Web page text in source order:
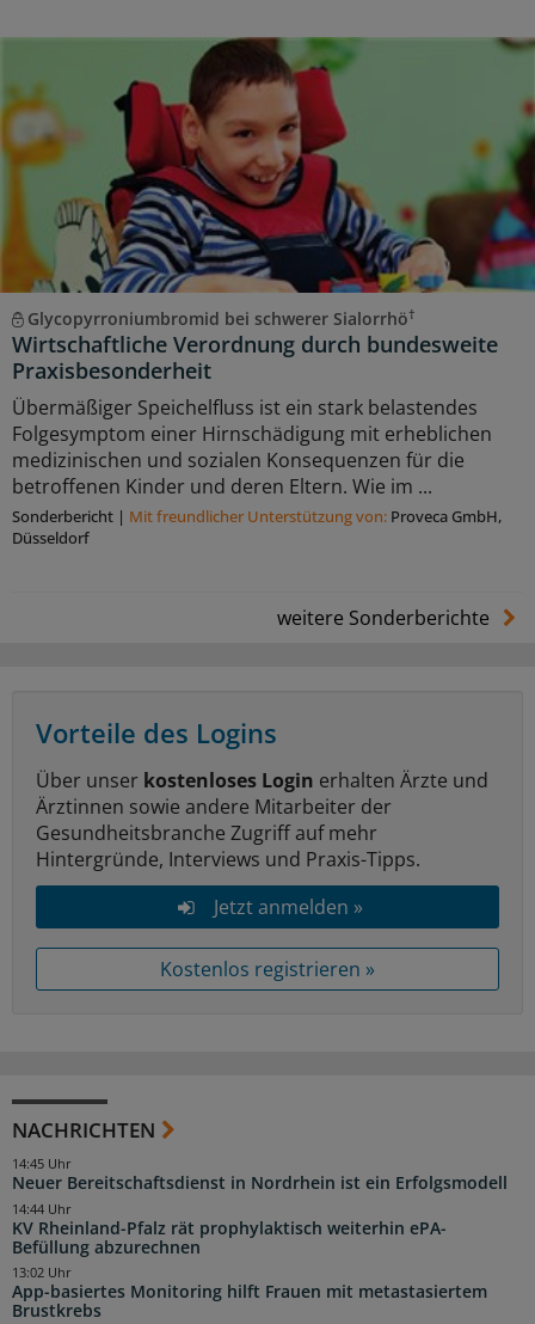
Glycopyrroniumbromid bei schwerer Sialorrhö†
Wirtschaftliche Verordnung durch bundesweite
Praxisbesonderheit
Übermäßiger Speichelfluss ist ein stark belastendes
Folgesymptom einer Hirnschädigung mit erheblichen
medizinischen und sozialen Konsequenzen für die
betroffenen Kinder und deren Eltern. Wie im ...
Sonderbericht | Mit freundlicher Unterstützung von: Proveca GmbH,
Düsseldorf
weitere Sonderberichte
Vorteile des Logins
Über unser kostenloses Login erhalten Ärzte und
Ärztinnen sowie andere Mitarbeiter der
Gesundheitsbranche Zugriff auf mehr
Hintergründe, Interviews und Praxis-Tipps.
Jetzt anmelden »
Kostenlos registrieren »
NACHRICHTEN
Neuer Bereitschaftsdienst in Nordrhein ist ein Erfolgsmodell
14:45 Uhr
KV Rheinland-Pfalz rät prophylaktisch weiterhin ePA-
Befüllung abzurechnen
14:44 Uhr
App-basiertes Monitoring hilft Frauen mit metastasiertem
Brustkrebs
13:02 Uhr